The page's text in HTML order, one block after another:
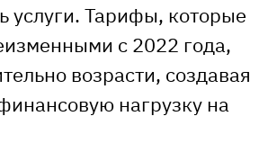
услуги. Тарифы, которые
с 2022 года,
возрасти, создавая
нагрузку на